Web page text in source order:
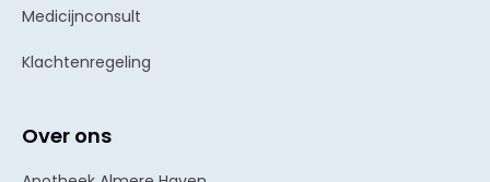
Medicijnconsult
Klachtenregeling
Over ons